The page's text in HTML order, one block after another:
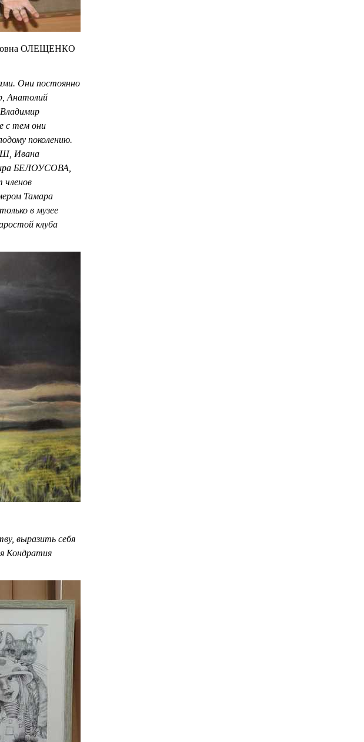
ОЛЕЩЕНКО
Они постоянно
Анатолий
с тем они
поколению.
Ивана
БЕЛОУСОВА,
членов
Тамара
в музее
клуба
выразить себя
Кондратия